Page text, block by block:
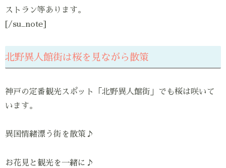
ストラン等あります。
[/su_note]
北野異人館街は桜を見ながら散策
神戸の定番観光スポット「北野異人館街」でも桜は咲いて
います。
異国情緒漂う街を散策♪
お花見と観光を一緒に♪